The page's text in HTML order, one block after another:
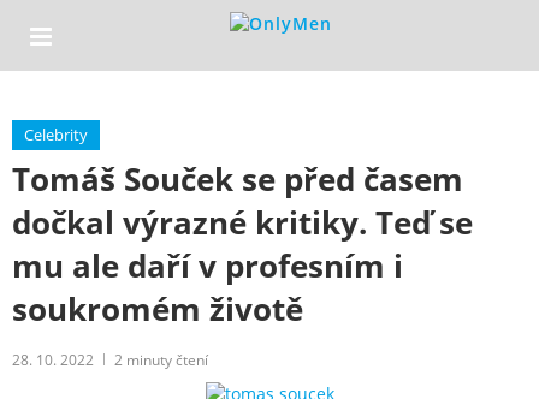
Celebrity
Tomáš Souček se před časem
dočkal výrazné kritiky. Teď se
mu ale daří v profesním i
soukromém životě
28. 10. 2022 2 minuty čtení